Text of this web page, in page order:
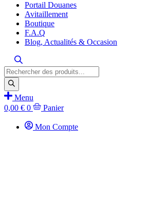
Portail Douanes
Avitaillement
Boutique
F.A.Q
Blog, Actualités & Occasion
Recherche
de
produits
Menu
0,00 € 0 Panier
Mon Compte